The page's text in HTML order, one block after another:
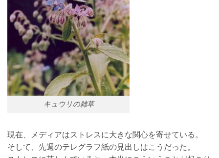
キュウリの雑草
現在、メディアはストレスに大きな関心を寄せている。
そして、先週のテレグラフ紙の見出しはこうだった。